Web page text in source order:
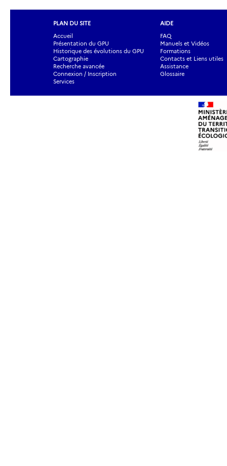
PLAN DU SITE
Accueil
Présentation du GPU
Historique des évolutions du GPU
Cartographie
Recherche avancée
Connexion / Inscription
Services
AIDE
FAQ
Manuels et Vidéos
Formations
Contacts et Liens utiles
Assistance
Glossaire